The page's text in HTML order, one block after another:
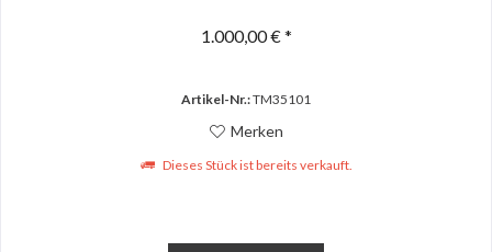
1.000,00 € *
Artikel-Nr.:TM35101
Merken
Dieses Stück ist bereits verkauft.